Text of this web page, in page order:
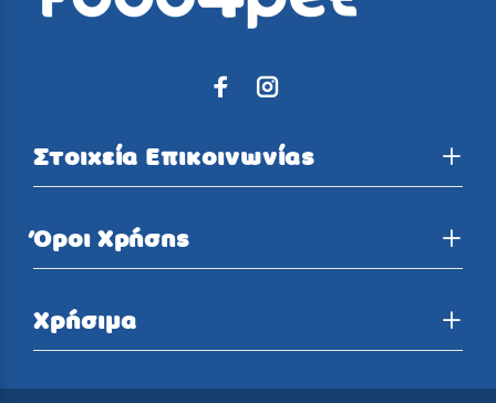
Στοιχεία Επικοινωνίας
Όροι Χρήσης
Χρήσιμα